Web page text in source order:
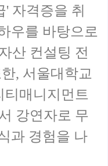
자격증을 취
우를 바탕으로
산 컨설팅 전
, 서울대학교
티매니지먼트
강연자로 무
과 경험을 나